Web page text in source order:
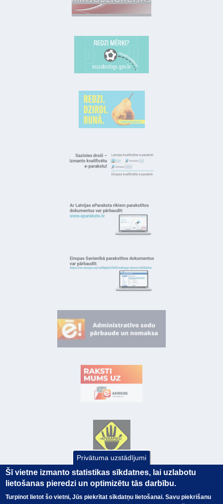
Privātuma uzstādījumi
Šī vietne izmanto statistikas sīkdatnes, lai uzlabotu
lietošanas pieredzi un optimizētu tās darbību.
Turpinot lietot šo vietni, Jūs piekrītat sīkdatņu lietošanai. Savu piekrišanu